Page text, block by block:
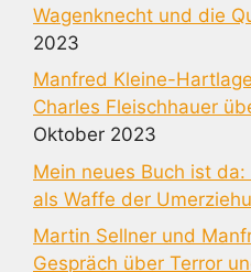
Wagenknecht und die
2023
Manfred Kleine-
Charles Fleischhauer
Oktober 2023
Mein neues Buch ist da:
als Waffe der
Martin Sellner und
Gespräch über Terror